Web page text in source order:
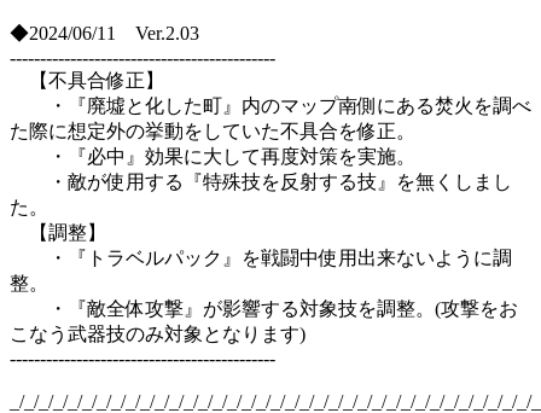
◆2024/06/11 Ver.2.03
--------------------------------------------
【不具合修正】
・『廃墟と化した町』内のマップ南側にある焚火を調べ
た際に想定外の挙動をしていた不具合を修正。
・『必中』効果に大して再度対策を実施。
・敵が使用する『特殊技を反射する技』を無くしまし
た。
【調整】
・『トラベルパック』を戦闘中使用出来ないように調
整。
・『敵全体攻撃』が影響する対象技を調整。(攻撃をお
こなう武器技のみ対象となります)
--------------------------------------------
_/_/_/_/_/_/_/_/_/_/_/_/_/_/_/_/_/_/_/_/_/_/_/_/_/_/_/_/_/_/_/_/_/_/_/